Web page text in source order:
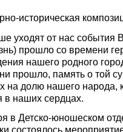
историческая
уходят от нас события
прошло со времени
нашего родного
прошло, память о той
на долю нашего народа,
в наших сердцах.
в Детско-юношеском